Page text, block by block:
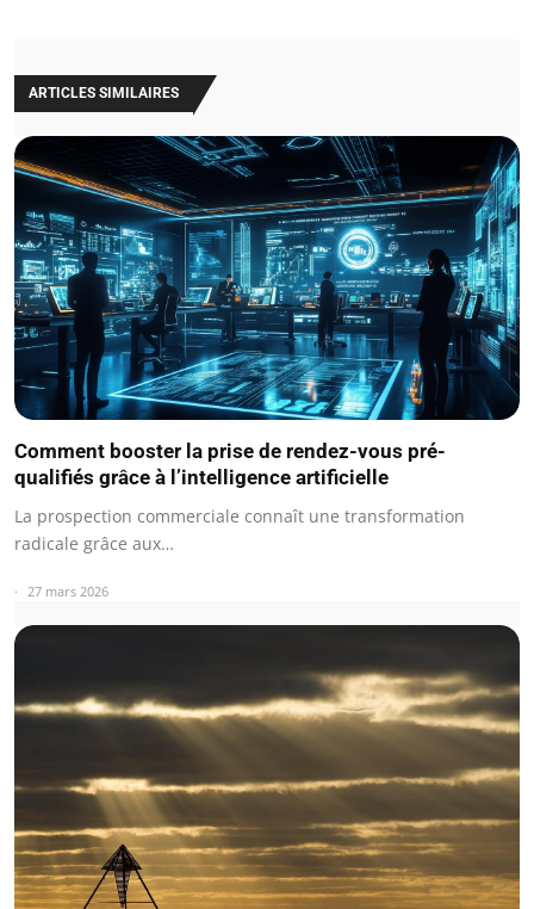
ARTICLES SIMILAIRES
Comment booster la prise de rendez-vous pré-
qualifiés grâce à l’intelligence artificielle
La prospection commerciale connaît une transformation
radicale grâce aux…
27 mars 2026